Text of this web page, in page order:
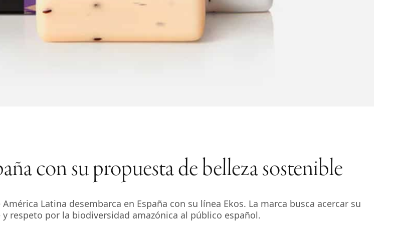
con su propuesta de belleza sostenible
Latina desembarca en España con su línea Ekos. La marca busca acercar su
respeto por la biodiversidad amazónica al público español.